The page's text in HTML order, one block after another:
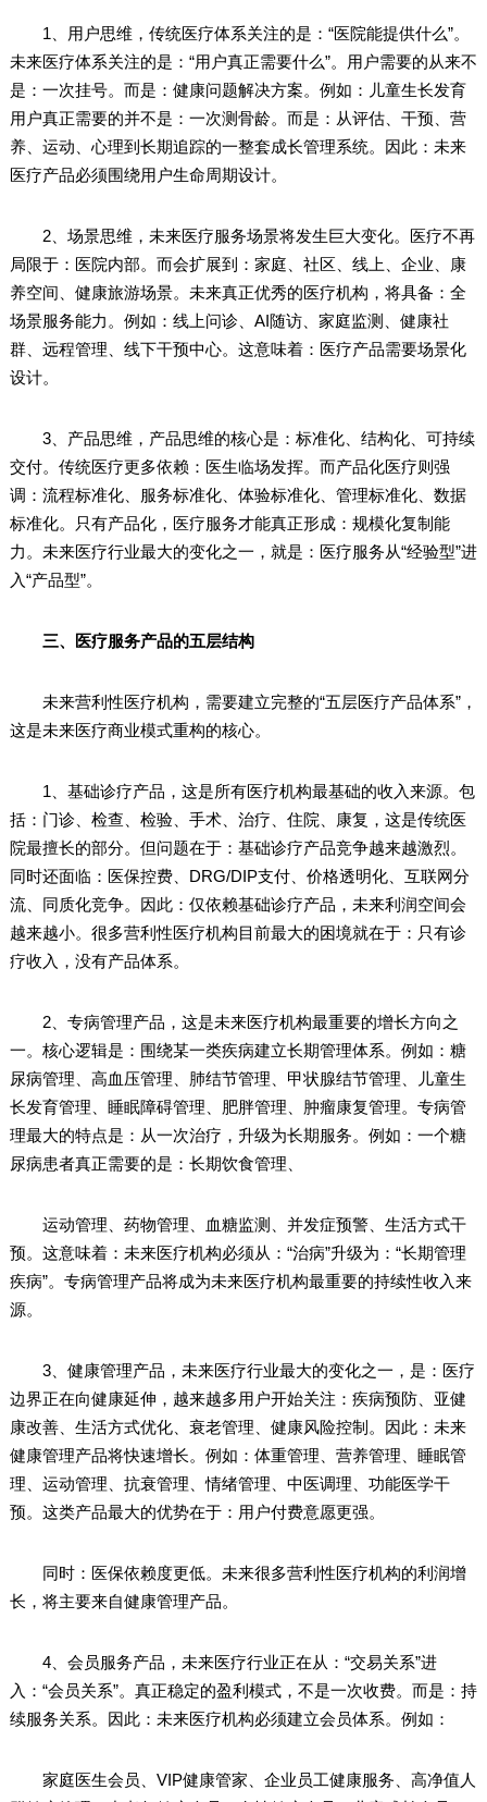
1、用户思维，传统医疗体系关注的是：“医院能提供什么”。
未来医疗体系关注的是：“用户真正需要什么”。用户需要的从来不
是：一次挂号。而是：健康问题解决方案。例如：儿童生长发育
用户真正需要的并不是：一次测骨龄。而是：从评估、干预、营
养、运动、心理到长期追踪的一整套成长管理系统。因此：未来
医疗产品必须围绕用户生命周期设计。
2、场景思维，未来医疗服务场景将发生巨大变化。医疗不再
局限于：医院内部。而会扩展到：家庭、社区、线上、企业、康
养空间、健康旅游场景。未来真正优秀的医疗机构，将具备：全
场景服务能力。例如：线上问诊、AI随访、家庭监测、健康社
群、远程管理、线下干预中心。这意味着：医疗产品需要场景化
设计。
3、产品思维，产品思维的核心是：标准化、结构化、可持续
交付。传统医疗更多依赖：医生临场发挥。而产品化医疗则强
调：流程标准化、服务标准化、体验标准化、管理标准化、数据
标准化。只有产品化，医疗服务才能真正形成：规模化复制能
力。未来医疗行业最大的变化之一，就是：医疗服务从“经验型”进
入“产品型”。
三、医疗服务产品的五层结构
未来营利性医疗机构，需要建立完整的“五层医疗产品体系”，
这是未来医疗商业模式重构的核心。
1、基础诊疗产品，这是所有医疗机构最基础的收入来源。包
括：门诊、检查、检验、手术、治疗、住院、康复，这是传统医
院最擅长的部分。但问题在于：基础诊疗产品竞争越来越激烈。
同时还面临：医保控费、DRG/DIP支付、价格透明化、互联网分
流、同质化竞争。因此：仅依赖基础诊疗产品，未来利润空间会
越来越小。很多营利性医疗机构目前最大的困境就在于：只有诊
疗收入，没有产品体系。
2、专病管理产品，这是未来医疗机构最重要的增长方向之
一。核心逻辑是：围绕某一类疾病建立长期管理体系。例如：糖
尿病管理、高血压管理、肺结节管理、甲状腺结节管理、儿童生
长发育管理、睡眠障碍管理、肥胖管理、肿瘤康复管理。专病管
理最大的特点是：从一次治疗，升级为长期服务。例如：一个糖
尿病患者真正需要的是：长期饮食管理、
运动管理、药物管理、血糖监测、并发症预警、生活方式干
预。这意味着：未来医疗机构必须从：“治病”升级为：“长期管理
疾病”。专病管理产品将成为未来医疗机构最重要的持续性收入来
源。
3、健康管理产品，未来医疗行业最大的变化之一，是：医疗
边界正在向健康延伸，越来越多用户开始关注：疾病预防、亚健
康改善、生活方式优化、衰老管理、健康风险控制。因此：未来
健康管理产品将快速增长。例如：体重管理、营养管理、睡眠管
理、运动管理、抗衰管理、情绪管理、中医调理、功能医学干
预。这类产品最大的优势在于：用户付费意愿更强。
同时：医保依赖度更低。未来很多营利性医疗机构的利润增
长，将主要来自健康管理产品。
4、会员服务产品，未来医疗行业正在从：“交易关系”进
入：“会员关系”。真正稳定的盈利模式，不是一次收费。而是：持
续服务关系。因此：未来医疗机构必须建立会员体系。例如：
家庭医生会员、VIP健康管家、企业员工健康服务、高净值人